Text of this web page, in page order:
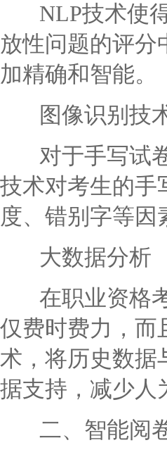
NLP技术使得
放性问题的评分
加精确和智能。
图像识别技
对于手写试卷
技术对考生的手
度、错别字等
大数据分析
在职业资格考
仅费时费力，而
术，将历史数据
据支持，减少人
二、智能阅卷